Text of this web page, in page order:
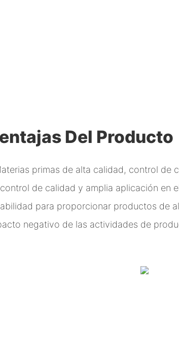
Del Producto
primas de alta calidad, control de
de calidad y amplia aplicación en
para proporcionar productos de
negativo de las actividades de